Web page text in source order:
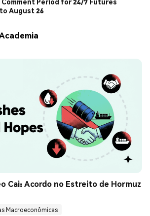
August 26
Cai: Acordo no Estreito de Hormuz
Macroeconômicas